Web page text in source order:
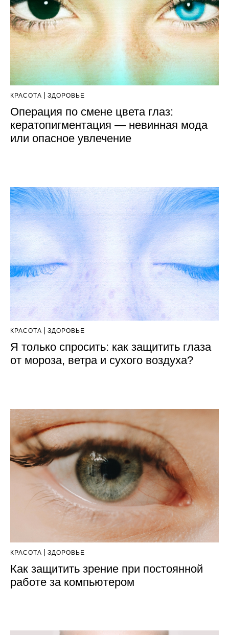
КРАСОТА ЗДОРОВЬЕ
Операция по смене цвета глаз:
кератопигментация — невинная мода
или опасное увлечение
КРАСОТА ЗДОРОВЬЕ
Я только спросить: как защитить глаза
от мороза, ветра и сухого воздуха?
КРАСОТА ЗДОРОВЬЕ
Как защитить зрение при постоянной
работе за компьютером